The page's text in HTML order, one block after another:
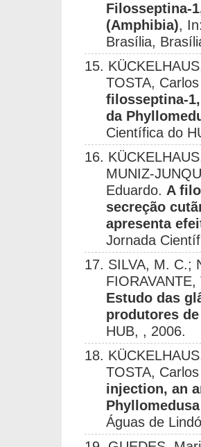
Filosseptina-
(Amphibia),
Brasília,
15.
TOSTA,
filosseptina-
da
Científica do
16.
MUNIZ-
Eduardo. A
secreção
apresenta
Jornada
17. SILVA, M. C.;
Estudo das
produtores
HUB, , 2006.
18.
TOSTA,
injection, an
Águas de